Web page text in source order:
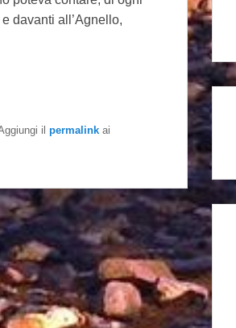
davanti all’Agnello,
Aggiungi il permalink ai